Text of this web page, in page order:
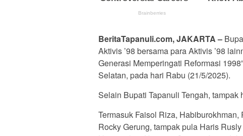
BeritaTapanuli.com, JAKARTA –
Aktivis ’98 bersama para Aktivis ’98
Generasi Memperingati Reformasi
Selatan, pada hari Rabu (21/5/2025).
Selain Bupati Tapanuli Tengah, tampak
Termasuk Faisol Riza,
Rocky Gerung, tampak pula Haris